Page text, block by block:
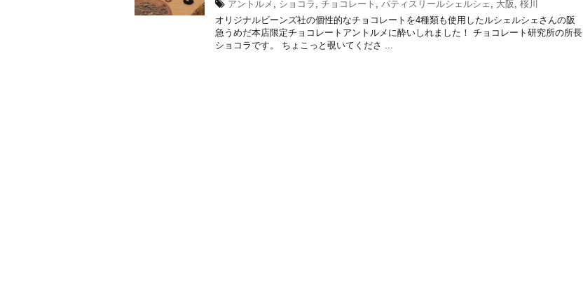
アントルメ
ショコラ チョコレート パティスリールシェルシェ 大阪
桜川
オリジナルビーンズ社の個性的なチョコレートを4種類も使用したルシェルシェさんの阪
急うめだ本店限定チョコレートアントルメに酔いしれました！ チョコレート研究所の所長
ショコラです。 ちょこっと覗いてくださ ...